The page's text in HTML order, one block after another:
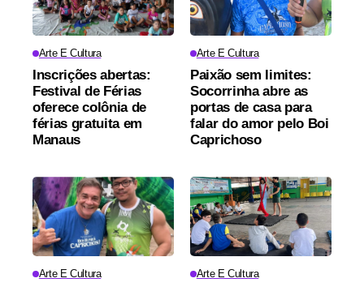
Arte E Cultura
Inscrições abertas:
Festival de Férias
oferece colônia de
férias gratuita em
Manaus
Arte E Cultura
Paixão sem limites:
Socorrinha abre as
portas de casa para
falar do amor pelo Boi
Caprichoso
Arte E Cultura Arte E Cultura